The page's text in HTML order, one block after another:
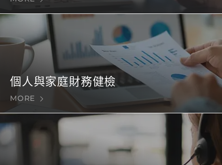
個人與家庭財務健檢
MORE